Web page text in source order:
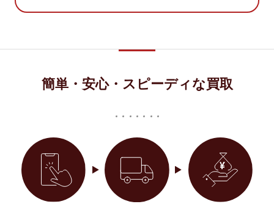
簡単・安心・スピーディな買取